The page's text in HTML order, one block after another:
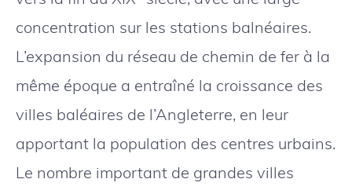
concentration sur les stations balnéaires.
L’expansion du réseau de chemin de fer à la
même époque a entraîné la croissance des
villes baléaires de l’Angleterre, en leur
apportant la population des centres urbains.
Le nombre important de grandes villes